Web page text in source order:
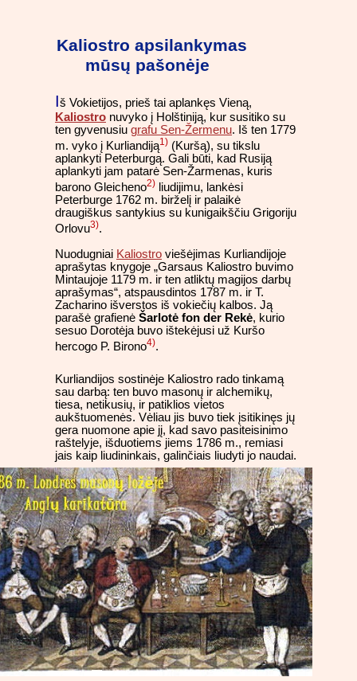
Kaliostro apsilankymas
mūsų pašonėje
Iš Vokietijos, prieš tai aplankęs Vieną,
Kaliostro nuvyko į Holštiniją, kur susitiko su
ten gyvenusiu grafu Sen-Žermenu. Iš ten 1779
m. vyko į Kurliandiją1) (Kuršą), su tikslu
aplankyti Peterburgą. Gali būti, kad Rusiją
aplankyti jam patarė Sen-Žarmenas, kuris
barono Gleicheno2)
liudijimu, lankėsi
Peterburge 1762 m. birželį ir palaikė
draugiškus santykius su kunigaikščiu Grigoriju
Orlovu3).
Nuodugniai Kaliostro viešėjimas Kurliandijoje
aprašytas knygoje „Garsaus Kaliostro buvimo
Mintaujoje 1179 m. ir ten atliktų magijos darbų
aprašymas“, atspausdintos 1787 m. ir T.
Zacharino išverstos iš vokiečių kalbos. Ją
parašė grafienė Šarlotė fon der Rekė, kurio
sesuo Dorotėja buvo ištekėjusi už Kuršo
hercogo P. Birono4).
Kurliandijos sostinėje Kaliostro rado tinkamą
sau darbą: ten buvo masonų ir alchemikų,
tiesa, netikusių, ir patiklios vietos
aukštuomenės. Vėliau jis buvo tiek įsitikinęs jų
gera nuomone apie jį, kad savo pasiteisinimo
raštelyje, išduotiems jiems 1786 m., remiasi
jais kaip liudininkais, galinčiais liudyti jo naudai.